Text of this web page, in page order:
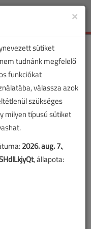
Toggle
×
sütiket
tudnánk megfelelő
funkciókat
válassza azok
szükséges
milyen típusú sütiket
2026. aug. 7.,
, állapota: